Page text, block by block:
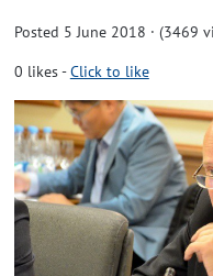
Posted 5 June 2018 · (3469
0 likes-Click to like